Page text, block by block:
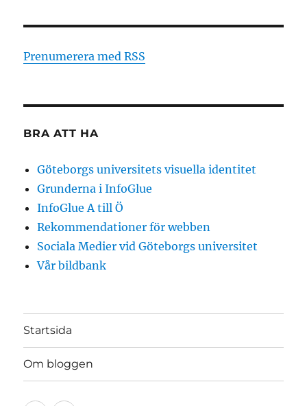
Prenumerera med RSS
BRA ATT HA
Göteborgs universitets visuella identitet
Grunderna i InfoGlue
InfoGlue A till Ö
Rekommendationer för webben
Sociala Medier vid Göteborgs universitet
Vår bildbank
Startsida
Om bloggen